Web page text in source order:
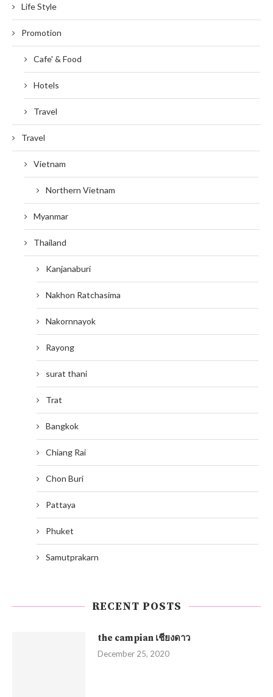
Life Style
Promotion
Cafe' & Food
Hotels
Travel
Travel
Vietnam
Northern Vietnam
Myanmar
Thailand
Kanjanaburi
Nakhon Ratchasima
Nakornnayok
Rayong
surat thani
Trat
Bangkok
Chiang Rai
Chon Buri
Pattaya
Phuket
Samutprakarn
RECENT POSTS
the campian เชียงดาว
December 25, 2020